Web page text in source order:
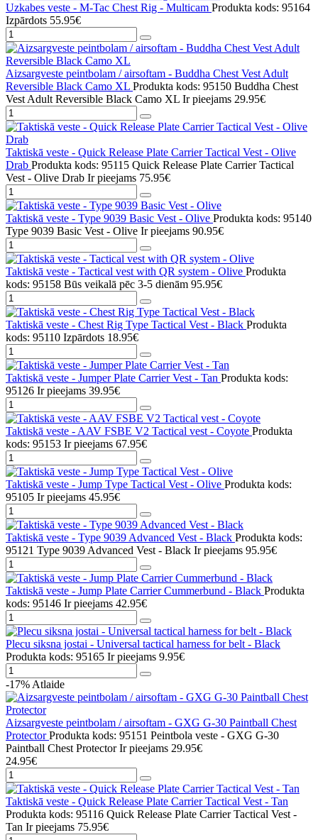
Uzkabes veste - M-Tac Chest Rig - Multicam Produkta kods: 95164
Izpārdots 55.95€
Aizsargveste peintbolam / airsoftam - Buddha Chest Vest Adult
Reversible Black Camo XL Produkta kods: 95150 Buddha Chest
Vest Adult Reversible Black Camo XL Ir pieejams 29.95€
Taktiskā veste - Quick Release Plate Carrier Tactical Vest - Olive
Drab Produkta kods: 95115 Quick Release Plate Carrier Tactical
Vest - Olive Drab Ir pieejams 75.95€
Taktiskā veste - Type 9039 Basic Vest - Olive Produkta kods: 95140
Type 9039 Basic Vest - Olive Ir pieejams 90.95€
Taktiskā veste - Tactical vest with QR system - Olive Produkta
kods: 95158 Būs veikalā pēc 3-5 dienām 95.95€
Taktiskā veste - Chest Rig Type Tactical Vest - Black Produkta
kods: 95110 Izpārdots 18.95€
Taktiskā veste - Jumper Plate Carrier Vest - Tan Produkta kods:
95126 Ir pieejams 39.95€
Taktiskā veste - AAV FSBE V2 Tactical vest - Coyote Produkta
kods: 95153 Ir pieejams 67.95€
Taktiskā veste - Jump Type Tactical Vest - Olive Produkta kods:
95105 Ir pieejams 45.95€
Taktiskā veste - Type 9039 Advanced Vest - Black Produkta kods:
95121 Type 9039 Advanced Vest - Black Ir pieejams 95.95€
Taktiskā veste - Jump Plate Carrier Cummerbund - Black Produkta
kods: 95146 Ir pieejams 42.95€
Plecu siksna jostai - Universal tactical harness for belt - Black
Produkta kods: 95165 Ir pieejams 9.95€
-17% Atlaide
Aizsargveste peintbolam / airsoftam - GXG G-30 Paintball Chest
Protector Produkta kods: 95151 Peintbola veste - GXG G-30
Paintball Chest Protector Ir pieejams 29.95€
24.95€
Taktiskā veste - Quick Release Plate Carrier Tactical Vest - Tan
Produkta kods: 95116 Quick Release Plate Carrier Tactical Vest -
Tan Ir pieejams 75.95€